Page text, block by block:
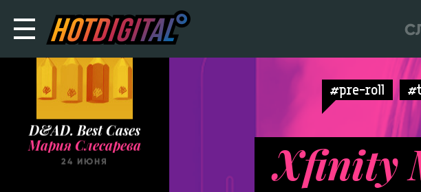
Мария Слесарева
24 ИЮНЯ
#pre-roll
Xfinity